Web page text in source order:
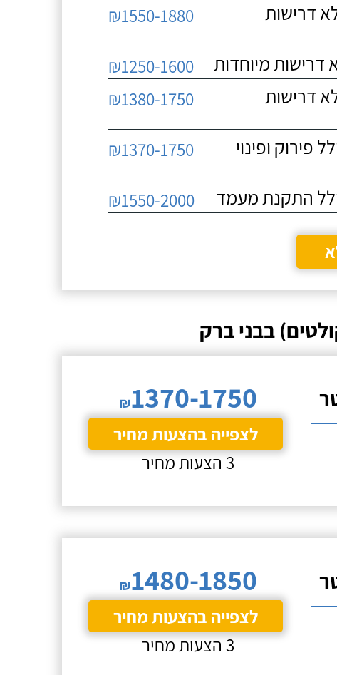
ללא דרישות
₪1550-1880
₪1250-1600
ללא דרישות
₪1380-1750
כולל פירוק ופינוי
₪1370-1750
₪1550-2000
בבני ברק
₪1370-1750
לצפייה בהצעות מחיר
3 הצעות מחיר
₪1480-1850
לצפייה בהצעות מחיר
3 הצעות מחיר